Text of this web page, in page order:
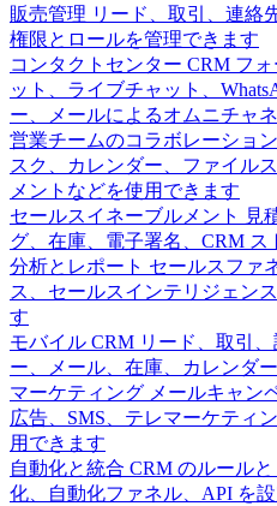
販売管理 リード、取引、連絡
権限とロールを管理できます
コンタクトセンター CRM フ
ット、ライブチャット、
ー、メールによるオムニチャ
営業チームのコラボレーション
スク、カレンダー、ファイル
メントなどを使用できます
セールスイネーブルメント
見
グ、在庫、電子署名、CRM ス
分析とレポート セールスファ
ス、セールスインテリジェン
す
モバイル CRM リード、取引
ー、メール、在庫、カレンダ
マーケティング メールキャン
広告、SMS、テレマーケティ
用できます
自動化と統合 CRM のルール
化、自動化ファネル、API を